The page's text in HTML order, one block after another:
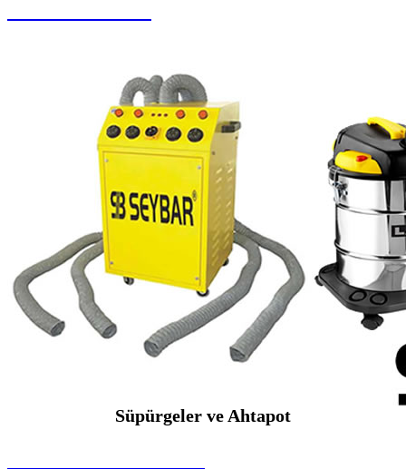
Süpürgeler ve Ahtapot